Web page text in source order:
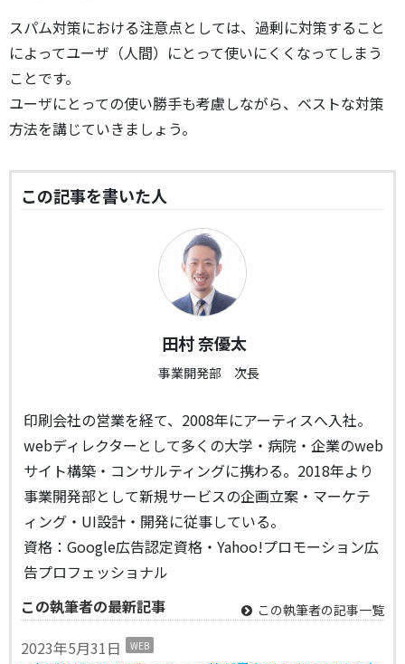
スパム対策における注意点としては、過剰に対策すること
によってユーザ（人間）にとって使いにくくなってしまう
ことです。
ユーザにとっての使い勝手も考慮しながら、ベストな対策
方法を講じていきましょう。
この記事を書いた人
田村 奈優太
事業開発部 次長
印刷会社の営業を経て、2008年にアーティスへ入社。
webディレクターとして多くの大学・病院・企業のweb
サイト構築・コンサルティングに携わる。2018年より
事業開発部として新規サービスの企画立案・マーケテ
ィング・UI設計・開発に従事している。
資格：Google広告認定資格・Yahoo!プロモーション広
告プロフェッショナル
この執筆者の最新記事
この執筆者の記事一覧
2023年5月31日 WEB